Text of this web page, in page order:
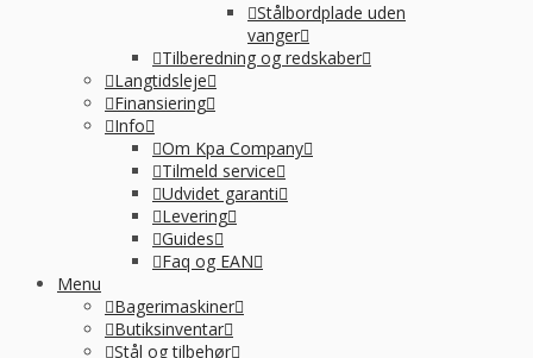
Stålbordplade uden
vanger
Tilberedning og redskaber
Langtidsleje
Finansiering
Info
Om Kpa Company
Tilmeld service
Udvidet garanti
Levering
Guides
Faq og EAN
Menu
Bagerimaskiner
Butiksinventar
Stål og tilbehør